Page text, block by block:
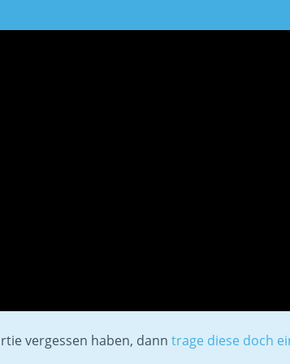
vergessen haben, dann trage diese doch